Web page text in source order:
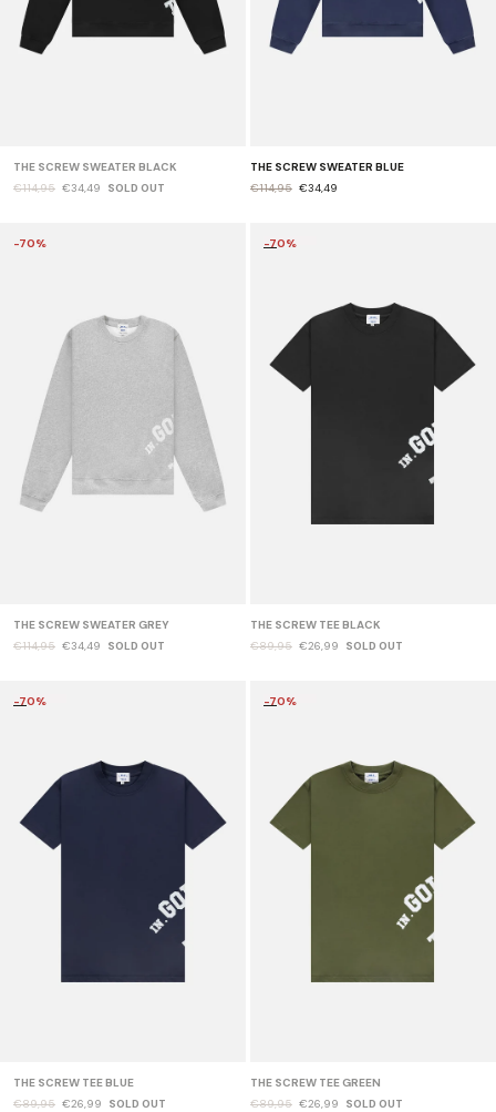
THE SCREW SWEATER BLACK
€114,95 €34,49 SOLD OUT
THE SCREW SWEATER BLUE
€114,95 €34,49
-70%
THE SCREW SWEATER GREY
€114,95 €34,49 SOLD OUT
-70%
THE SCREW TEE BLACK
€89,95 €26,99 SOLD OUT
-70%
THE SCREW TEE BLUE
€89,95 €26,99 SOLD OUT
-70%
THE SCREW TEE GREEN
€89,95 €26,99 SOLD OUT